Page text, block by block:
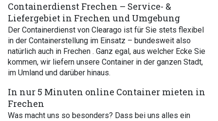
Containerdienst Frechen – Service- &
Liefergebiet in Frechen und Umgebung
Der Containerdienst von Clearago ist für Sie stets flexibel
in der Containerstellung im Einsatz – bundesweit also
natürlich auch in Frechen . Ganz egal, aus welcher Ecke Sie
kommen, wir liefern unsere Container in der ganzen Stadt,
im Umland und darüber hinaus.
In nur 5 Minuten online Container mieten in
Frechen
Was macht uns so besonders? Dass bei uns alles ein